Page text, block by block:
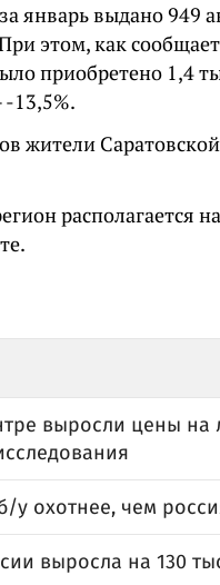
январь выдано 949
этом, как сообщает
приобретено 1,4
13,5%.
жители
располагается
выросли цены на
у охотнее, чем
выросла на 130